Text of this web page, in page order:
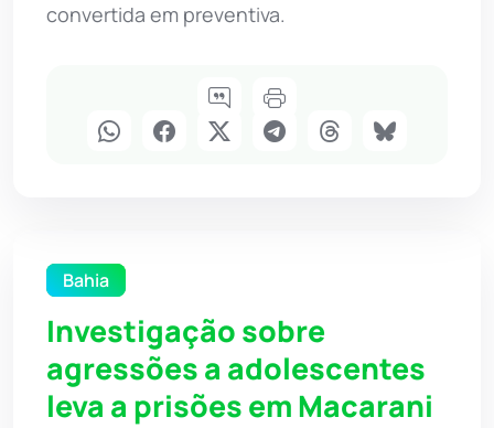
convertida em preventiva.
Bahia
Investigação sobre
agressões a adolescentes
leva a prisões em Macarani